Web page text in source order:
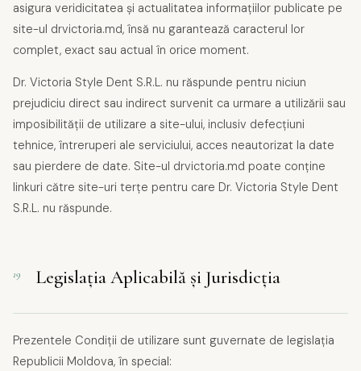
asigura veridicitatea și actualitatea informațiilor publicate pe
site-ul drvictoria.md, însă nu garantează caracterul lor
complet, exact sau actual în orice moment.
Dr. Victoria Style Dent S.R.L. nu răspunde pentru niciun
prejudiciu direct sau indirect survenit ca urmare a utilizării sau
imposibilității de utilizare a site-ului, inclusiv defecțiuni
tehnice, întreruperi ale serviciului, acces neautorizat la date
sau pierdere de date. Site-ul drvictoria.md poate conține
linkuri către site-uri terțe pentru care Dr. Victoria Style Dent
S.R.L. nu răspunde.
19 Legislația Aplicabilă și Jurisdicția
Prezentele Condiții de utilizare sunt guvernate de legislația
Republicii Moldova, în special: